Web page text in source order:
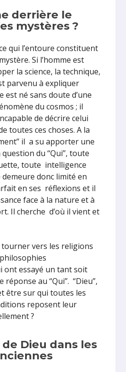
derrière le
mystères ?
qui l’entoure constituent
Si l’homme est
la science, la technique,
parvenu à expliquer
est né sans doute d’une
du cosmos ; il
de décrire celui
toutes ces choses. A la
il a su apporter une
du ‘‘Qui’’, toute
toute intelligence
demeure donc limité en
en ses réflexions et il
face à la nature et à
Il cherche d’où il vient et
vers les religions
ont essayé un tant soit
au ‘‘Qui’’. “Dieu”,
être sur qui toutes les
reposent leur
?
de Dieu dans les